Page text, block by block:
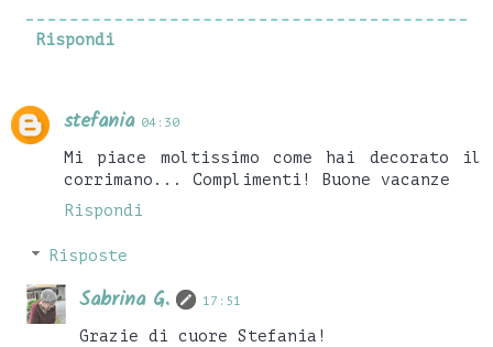
Rispondi
stefania 04:30
Mi piace moltissimo come hai decorato il
corrimano... Complimenti! Buone vacanze
Rispondi
Risposte
Sabrina G. 17:51
Grazie di cuore Stefania!